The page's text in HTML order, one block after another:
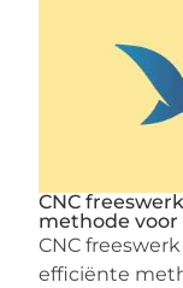
CNC
methode
CNC
efficiënte